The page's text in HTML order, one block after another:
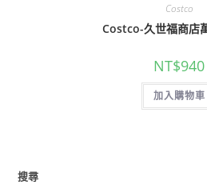
Costco
Costco-久世福商店
NT$940
加入購物車
搜尋